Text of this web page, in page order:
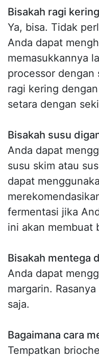
Bisakah ragi
Ya, bisa. Tidak
Anda dapat
memasukkannya
processor dengan
ragi kering
setara dengan
Bisakah susu
Anda dapat
susu skim atau
dapat
fermentasi jika
ini akan membuat
Bisakah mentega
Anda dapat
margarin.
saja.
Bagaimana cara
Tempatkan